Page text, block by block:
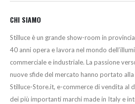
CHI SIAMO
Stilluce è un grande show-room in
40 anni opera e lavora nel mondo
commerciale e industriale. La passione
nuove sfide del mercato hanno portato
Stilluce-Store.it, e-commerce di vendita al
dei più importanti marchi made in Italy e